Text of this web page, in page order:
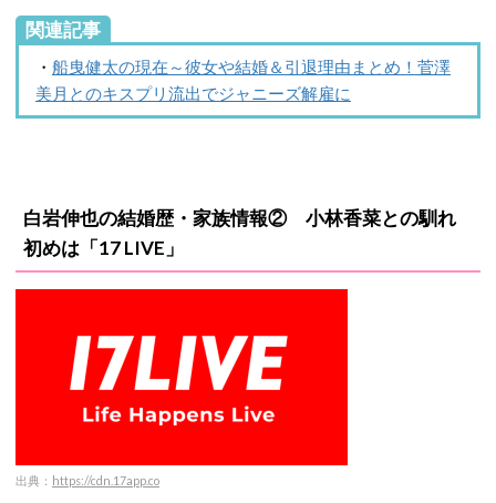
関連記事
・ 船曳健太の現在～彼女や結婚＆引退理由まとめ！菅澤
美月とのキスプリ流出でジャニーズ解雇に
白岩伸也の結婚歴・家族情報② 小林香菜との馴れ
初めは「17 LIVE」
出典： https://cdn.17app.co